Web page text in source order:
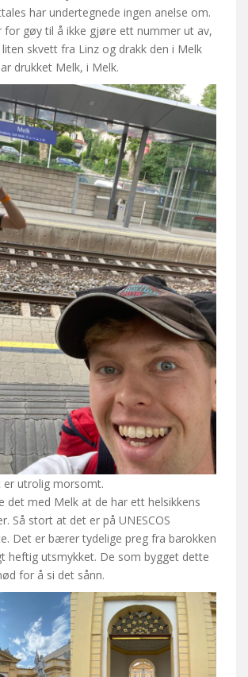
har undertegnede ingen anelse om.
for gøy til å ikke gjøre ett nummer ut av,
skvett fra Linz og drakk den i Melk
drukket Melk, i Melk.
er utrolig morsomt.
det med Melk at de har ett helsikkens
Så stort at det er på UNESCOS
Det er bærer tydelige preg fra barokken
heftig utsmykket. De som bygget dette
for å si det sånn.